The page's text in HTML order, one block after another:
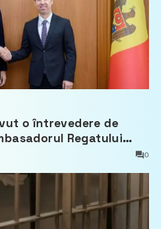
o întrevedere de
Regatului
Duijn
0